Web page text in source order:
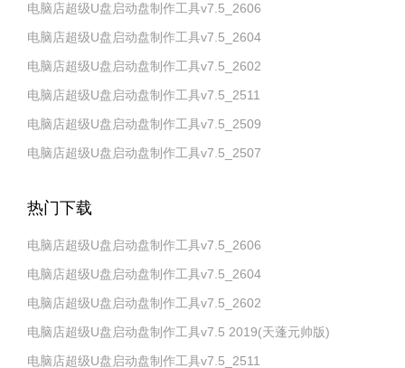
电脑店超级U盘启动盘制作工具v7.5_2606
电脑店超级U盘启动盘制作工具v7.5_2604
电脑店超级U盘启动盘制作工具v7.5_2602
电脑店超级U盘启动盘制作工具v7.5_2511
电脑店超级U盘启动盘制作工具v7.5_2509
电脑店超级U盘启动盘制作工具v7.5_2507
热门下载
电脑店超级U盘启动盘制作工具v7.5_2606
电脑店超级U盘启动盘制作工具v7.5_2604
电脑店超级U盘启动盘制作工具v7.5_2602
电脑店超级U盘启动盘制作工具v7.5 2019(天蓬元帅版)
电脑店超级U盘启动盘制作工具v7.5_2511